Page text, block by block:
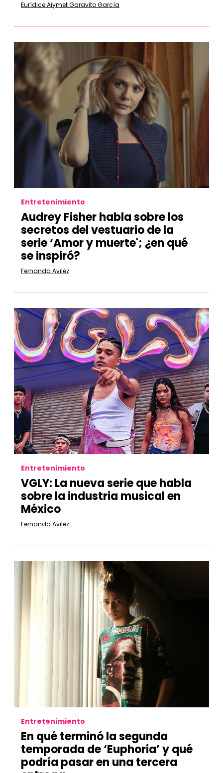
Eurídice Aiymet Garavito García
Entretenimiento
Audrey Fisher habla sobre los
secretos del vestuario de la
serie ‘Amor y muerte'; ¿en qué
se inspiró?
Fernanda Aviléz
Entretenimiento
VGLY: La nueva serie que habla
sobre la industria musical en
México
Fernanda Aviléz
Entretenimiento
En qué terminó la segunda
temporada de ‘Euphoria’ y qué
podría pasar en una tercera